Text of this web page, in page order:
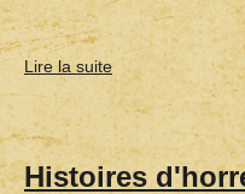
Lire la suitede
Cinéma
Open
air
Histoires